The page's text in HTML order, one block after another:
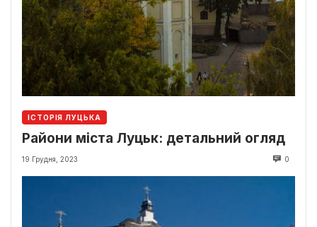
ІСТОРІЯ ЛУЦЬКА
Райони міста Луцьк: детальний огляд
19 Грудня, 2023 0